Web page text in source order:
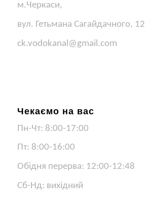
м.Черкаси,
вул. Гетьмана Сагайдачного, 12
ck.vodokanal@gmail.com
Чекаємо на вас
Пн-Чт: 8:00-17:00
Пт: 8:00-16:00
Обідня перерва: 12:00-12:48
Сб-Нд: вихідний